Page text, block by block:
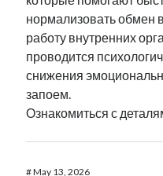
нормализовать обмен
работу внутренних
проводится
снижения
запоем.
Ознакомиться с
#May 13, 2026